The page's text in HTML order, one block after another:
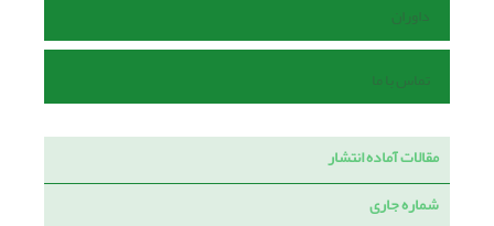
داوران
تماس با ما
مقالات آماده انتشار
شماره جاری